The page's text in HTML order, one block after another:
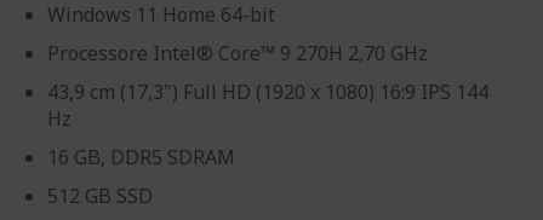
Windows 11 Home 64-bit
Processore Intel® Core™ 9 270H 2,70 GHz
43,9 cm (17,3") Full HD (1920 x 1080) 16:9 IPS 144
Hz
16 GB, DDR5 SDRAM
512 GB SSD